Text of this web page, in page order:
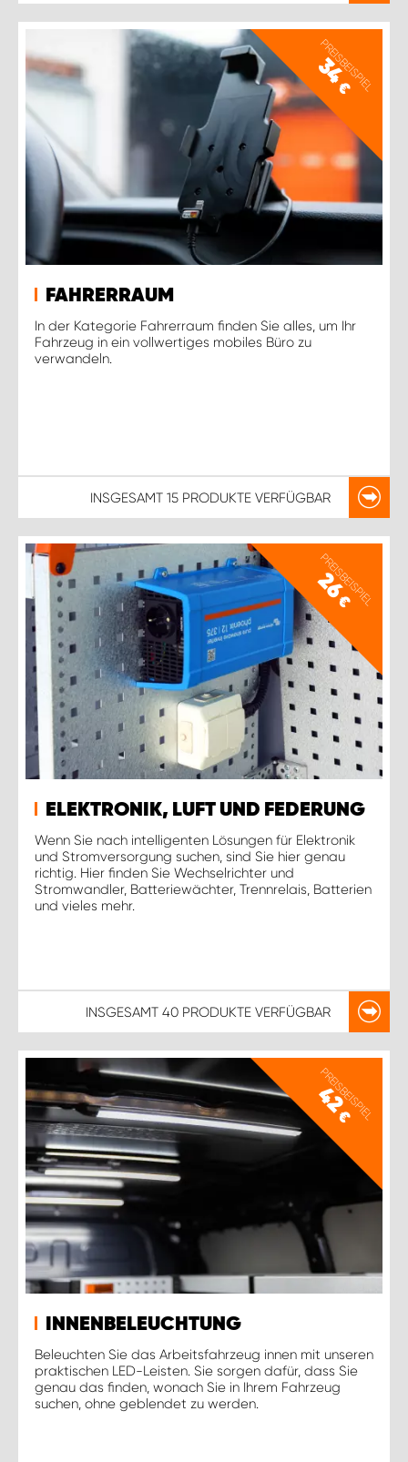
PREISBEISPIEL
34
€
FAHRERRAUM
In der Kategorie Fahrerraum finden Sie alles, um Ihr
Fahrzeug in ein vollwertiges mobiles Büro zu
verwandeln.
INSGESAMT 15 PRODUKTE VERFÜGBAR
PREISBEISPIEL
26
€
ELEKTRONIK, LUFT UND FEDERUNG
Wenn Sie nach intelligenten Lösungen für Elektronik
und Stromversorgung suchen, sind Sie hier genau
richtig. Hier finden Sie Wechselrichter und
Stromwandler, Batteriewächter, Trennrelais, Batterien
und vieles mehr.
INSGESAMT 40 PRODUKTE VERFÜGBAR
PREISBEISPIEL
42
€
INNENBELEUCHTUNG
Beleuchten Sie das Arbeitsfahrzeug innen mit unseren
praktischen LED-Leisten. Sie sorgen dafür, dass Sie
genau das finden, wonach Sie in Ihrem Fahrzeug
suchen, ohne geblendet zu werden.